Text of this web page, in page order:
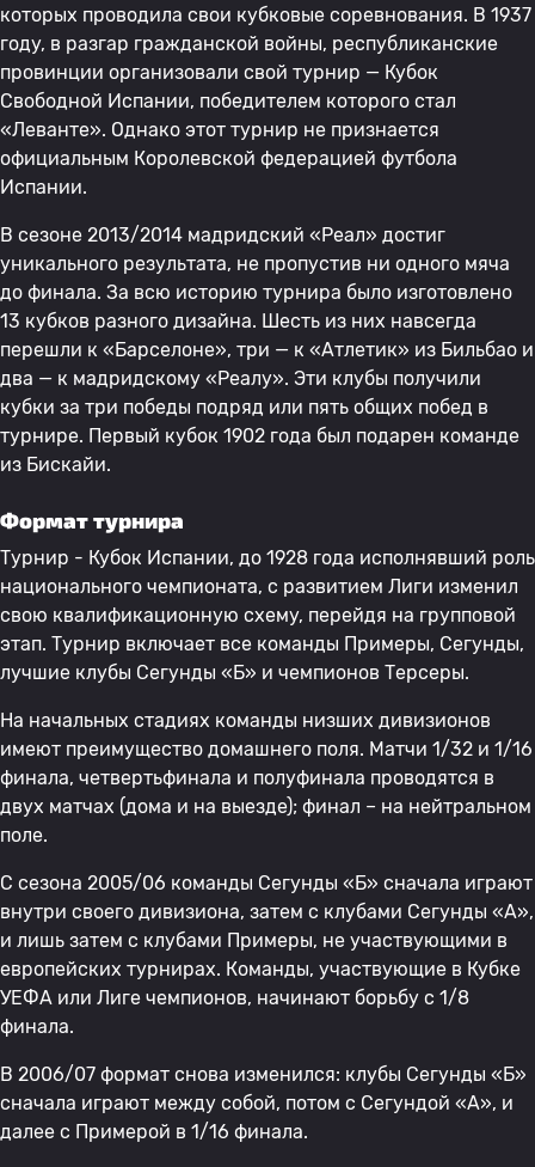
которых проводила свои кубковые соревнования. В 1937
году, в разгар гражданской войны, республиканские
провинции организовали свой турнир — Кубок
Свободной Испании, победителем которого стал
«Леванте». Однако этот турнир не признается
официальным Королевской федерацией футбола
Испании.
В сезоне 2013/2014 мадридский «Реал» достиг
уникального результата, не пропустив ни одного мяча
до финала. За всю историю турнира было изготовлено
13 кубков разного дизайна. Шесть из них навсегда
перешли к «Барселоне», три — к «Атлетик» из Бильбао и
два — к мадридскому «Реалу». Эти клубы получили
кубки за три победы подряд или пять общих побед в
турнире. Первый кубок 1902 года был подарен команде
из Бискайи.
Формат турнира
Турнир - Кубок Испании, до 1928 года исполнявший роль
национального чемпионата, с развитием Лиги изменил
свою квалификационную схему, перейдя на групповой
этап. Турнир включает все команды Примеры, Сегунды,
лучшие клубы Сегунды «Б» и чемпионов Терсеры.
На начальных стадиях команды низших дивизионов
имеют преимущество домашнего поля. Матчи 1/32 и 1/16
финала, четвертьфинала и полуфинала проводятся в
двух матчах (дома и на выезде); финал – на нейтральном
поле.
С сезона 2005/06 команды Сегунды «Б» сначала играют
внутри своего дивизиона, затем с клубами Сегунды «А»,
и лишь затем с клубами Примеры, не участвующими в
европейских турнирах. Команды, участвующие в Кубке
УЕФА или Лиге чемпионов, начинают борьбу с 1/8
финала.
В 2006/07 формат снова изменился: клубы Сегунды «Б»
сначала играют между собой, потом с Сегундой «А», и
далее с Примерой в 1/16 финала.